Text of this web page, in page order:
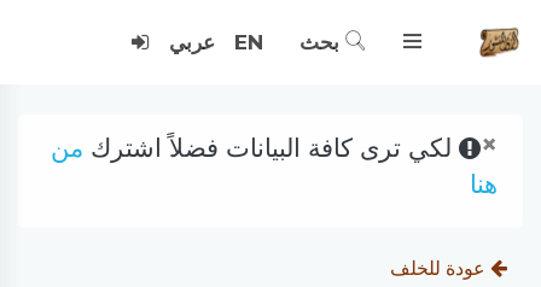
بحث EN عربي
× لكي ترى كافة البيانات فضلاً اشترك من
هنا
عودة للخلف